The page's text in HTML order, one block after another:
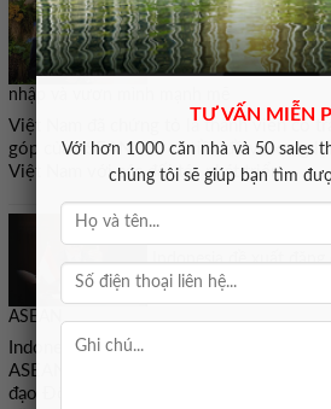
TƯ VẤN MIỄN
Với hơn 1000 căn nhà và 50 sales
chúng tôi sẽ giúp bạn tìm
Lan tỏa thông điệp về
nhập và vươn mình mạnh mẽ
Việt Nam đã chứng tỏ là thành viên có
góp của ASEAN, mở ra tiền đề và xung
Việt Nam với các đối tác phát triển.
Indonesia đề xuất
ASEAN
Indonesia đã đề xuất đăng cai một trung
ASEAN để tăng cường nguồn dự trữ,
đạo Đông Nam Á đang cân nhắc các biện